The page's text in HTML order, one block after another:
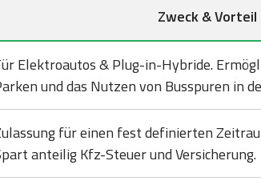
Zweck & Vorteil
Elektroautos & Plug-in-Hybride.
und das Nutzen von Busspuren in
für einen fest definierten
anteilig Kfz-Steuer und Versicherung.